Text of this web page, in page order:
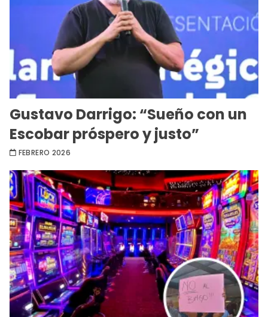
Gustavo Darrigo: “Sueño con un
Escobar próspero y justo”
FEBRERO 2026